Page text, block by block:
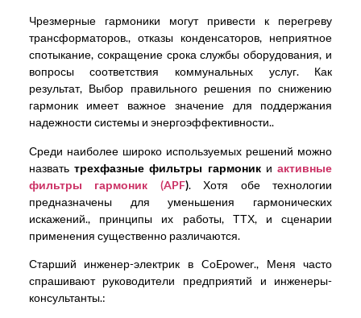
Чрезмерные гармоники могут привести к перегреву
трансформаторов., отказы конденсаторов, неприятное
спотыкание, сокращение срока службы оборудования, и
вопросы соответствия коммунальных услуг. Как
результат, Выбор правильного решения по снижению
гармоник имеет важное значение для поддержания
надежности системы и энергоэффективности..
Среди наиболее широко используемых решений можно
назватьтрехфазные фильтры гармоникиактивные
фильтры гармоник (APF). Хотя обе технологии
предназначены для уменьшения гармонических
искажений., принципы их работы, ТТХ, и сценарии
применения существенно различаются.
Старший инженер-электрик в CoEpower., Меня часто
спрашивают руководители предприятий и инженеры-
консультанты.: